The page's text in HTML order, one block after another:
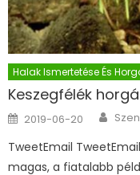
Halak Ismertetése És
Keszegfélék
Posted on
2019-06-20
TweetEmail
magas, a fiatalabb